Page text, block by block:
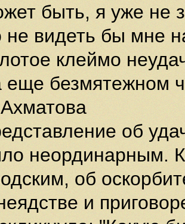
быть, я уже не
не видеть бы мне
клеймо
еще безмятежном
об
неординарным.
об
и